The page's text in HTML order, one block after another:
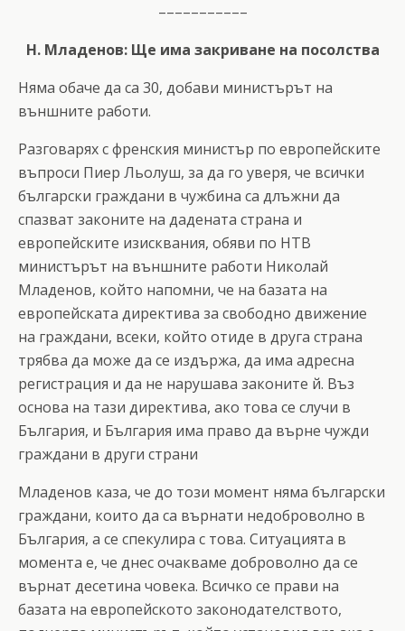
–––––––––––
Н. Младенов: Ще има закриване на посолства
Няма обаче да са 30, добави министърът на
външните работи.
Разговарях с френския министър по европейските
въпроси Пиер Льолуш, за да го уверя, че всички
български граждани в чужбина са длъжни да
спазват законите на дадената страна и
европейските изисквания, обяви по НТВ
министърът на външните работи Николай
Младенов, който напомни, че на базата на
европейската директива за свободно движение
на граждани, всеки, който отиде в друга страна
трябва да може да се издържа, да има адресна
регистрация и да не нарушава законите й. Въз
основа на тази директива, ако това се случи в
България, и България има право да върне чужди
граждани в други страни
Младенов каза, че до този момент няма български
граждани, които да са върнати недоброволно в
България, а се спекулира с това. Ситуацията в
момента е, че днес очакваме доброволно да се
върнат десетина човека. Всичко се прави на
базата на европейското законодателството,